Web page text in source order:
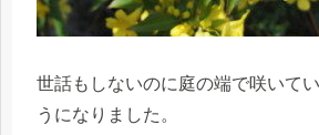
世話もしないのに庭の端で咲いて
うになりました。